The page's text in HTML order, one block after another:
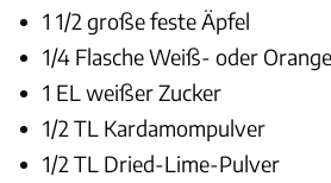
1 1/2 große feste Äpfel
1/4 Flasche Weiß- oder
1 EL weißer Zucker
1/2 TL Kardamompulver
1/2 TL Dried-Lime-Pulver